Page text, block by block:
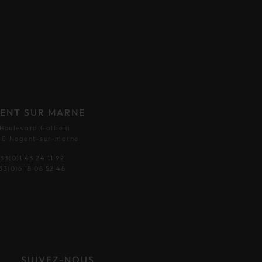
SUR MARNE
Gallieni
Nogent-sur-marne
43 24 11 92
18 08 52 48
SUIVEZ-NOUS